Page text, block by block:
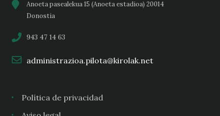
Anoeta pasealekua 15 (Anoeta estadioa) 20014
Donostia
943 47 14 63
administrazioa.pilota@kirolak.net
Política de privacidad